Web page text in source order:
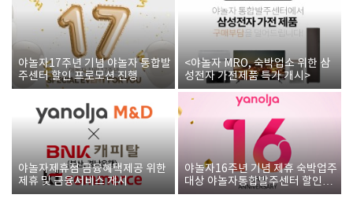
야놀자17주년 기념 야놀자 통합발
주센터 할인 프로모션 진행
<야놀자 MRO, 숙박업소 위한 삼
성전자 가전제품 특가 개시>
야놀자제휴점 금융혜택제공 위한
제휴 및 금융서비스 게시
야놀자16주년 기념 제휴 숙박업주
대상 야놀자통합발주센터 할인쿠
폰 증정